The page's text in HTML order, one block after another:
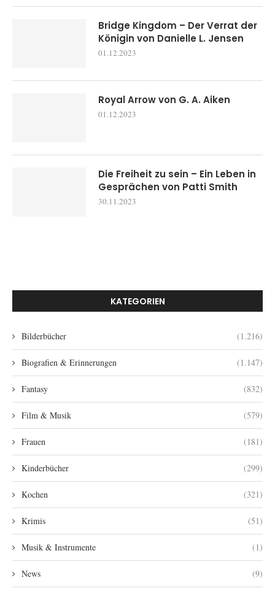
Bridge Kingdom – Der Verrat der
Königin von Danielle L. Jensen
01.12.2023
Royal Arrow von G. A. Aiken
01.12.2023
Die Freiheit zu sein – Ein Leben in
Gesprächen von Patti Smith
30.11.2023
KATEGORIEN
Bilderbücher (1.216)
Biografien & Erinnerungen (1.147)
Fantasy (832)
Film & Musik (579)
Frauen (181)
Kinderbücher (299)
Kochen (321)
Krimis (51)
Musik & Instrumente (1)
News (9)